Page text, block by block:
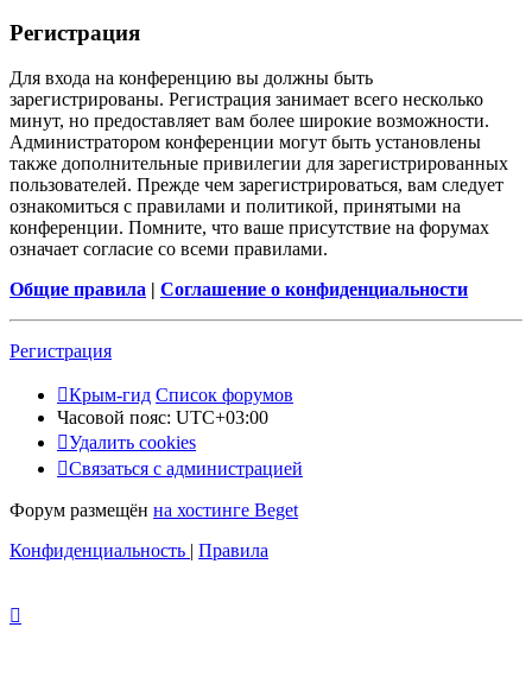
Регистрация
Для входа на конференцию вы должны быть
зарегистрированы. Регистрация занимает всего несколько
минут, но предоставляет вам более широкие возможности.
Администратором конференции могут быть установлены
также дополнительные привилегии для зарегистрированных
пользователей. Прежде чем зарегистрироваться, вам следует
ознакомиться с правилами и политикой, принятыми на
конференции. Помните, что ваше присутствие на форумах
означает согласие со всеми правилами.
Общие правила | Соглашение о конфиденциальности
Регистрация
Крым-гид Список форумов
Часовой пояс: UTC+03:00
Удалить cookies
Связаться с администрацией
Форум размещён на хостинге Beget
Конфиденциальность | Правила